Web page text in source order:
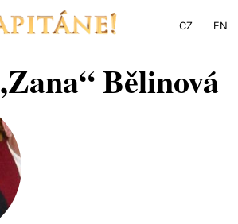
CZ EN
Bělinová